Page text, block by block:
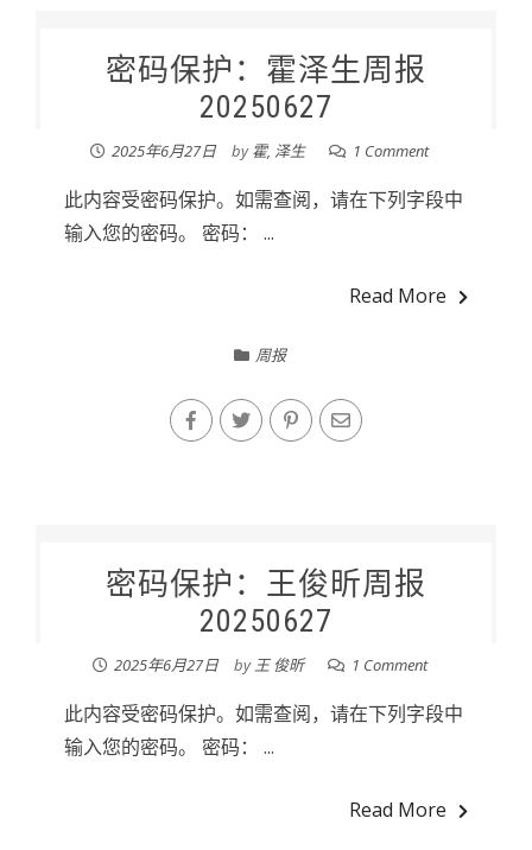
密码保护：霍泽生周报
20250627
2025年6月27日 by霍, 泽生 1 Comment
此内容受密码保护。如需查阅，请在下列字段中
输入您的密码。 密码： ...
Read More
周报
密码保护：王俊昕周报
20250627
2025年6月27日 by王 俊昕 1 Comment
此内容受密码保护。如需查阅，请在下列字段中
输入您的密码。 密码： ...
Read More